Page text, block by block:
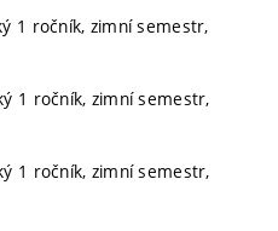
1 ročník, zimní semestr,
1 ročník, zimní semestr,
1 ročník, zimní semestr,